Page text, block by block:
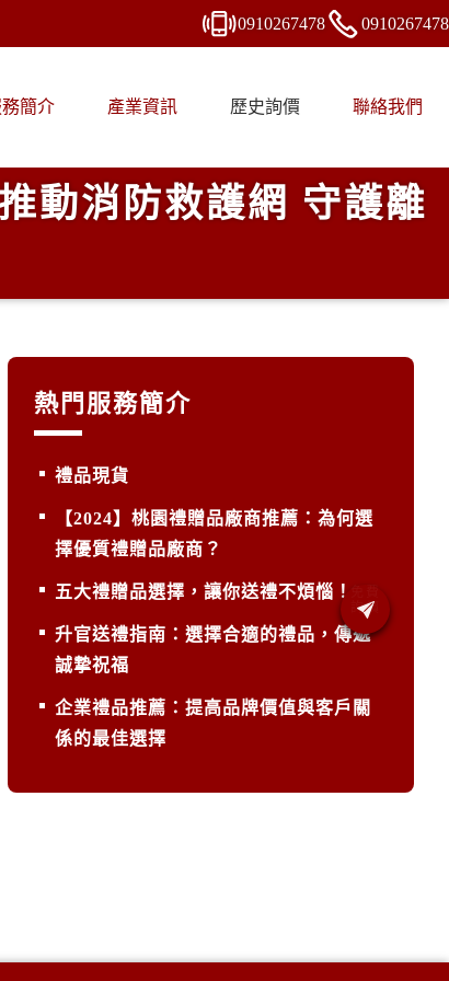
0910267478 0910267478
簡介 產業資訊 歷史詢價 聯絡我們
動消防救護網 守護離
熱門服務簡介
禮品現貨
【2024】桃園禮贈品廠商推薦：為何選
擇優質禮贈品廠商？
五大禮贈品選擇，讓你送禮不煩惱！
升官送禮指南：選擇合適的禮品，傳遞
誠摯祝福
企業禮品推薦：提高品牌價值與客戶關
係的最佳選擇